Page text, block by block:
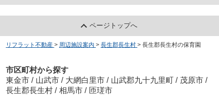
ページトップへ
リフラット不動産 > 周辺施設案内 > 長生郡長生村 > 長生郡長生村の保育園
市区町村から探す
東金市 / 山武市 / 大網白里市 / 山武郡九十九里町 / 茂原市 /
長生郡長生村 / 相馬市 / 匝瑳市